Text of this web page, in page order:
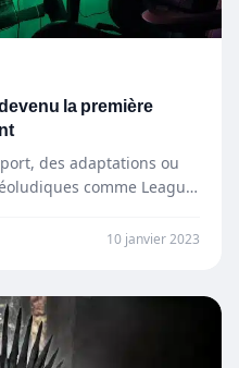
la première
des adaptations ou
comme League
10 janvier 2023